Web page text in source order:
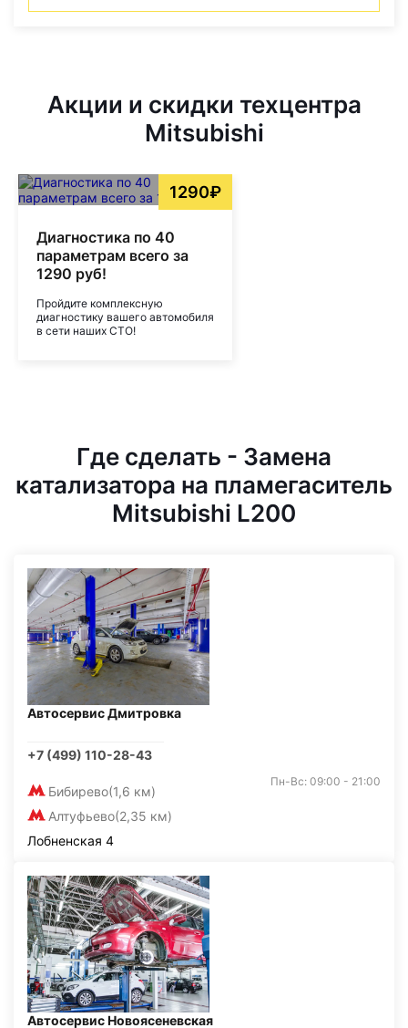
Акции и скидки техцентра
Mitsubishi
1290₽
Диагностика по 40
параметрам всего за
1290 руб!
Пройдите комплексную
диагностику вашего автомобиля
в сети наших СТО!
Где сделать - Замена
катализатора на пламегаситель
Mitsubishi L200
Автосервис Дмитровка
+7 (499) 110-28-43
Бибирево(1,6 км)
Алтуфьево(2,35 км)
Пн-Вс: 09:00 - 21:00
Лобненская 4
Автосервис Новоясеневская